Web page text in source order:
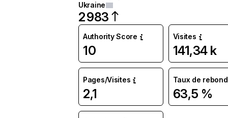
Ukraine
2 983
Authority Score
10
Visites
141,34 k
Pages/Visites
2,1
Taux de rebond
63,5 %